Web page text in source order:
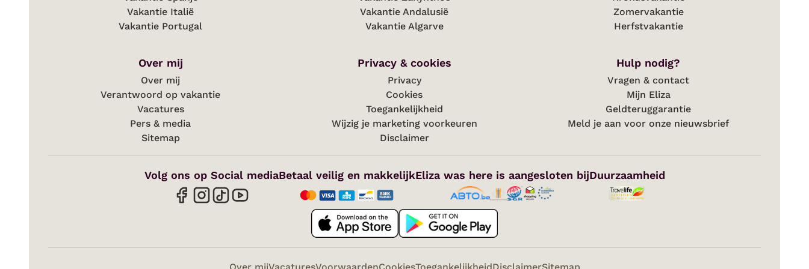
Vakantie Italië
Vakantie Portugal
Vakantie Andalusië
Vakantie Algarve
Zomervakantie
Herfstvakantie
Over mij
Over mij
Verantwoord op vakantie
Vacatures
Pers & media
Sitemap
Privacy & cookies
Privacy
Cookies
Toegankelijkheid
Wijzig je marketing voorkeuren
Disclaimer
Hulp nodig?
Vragen & contact
Mijn Eliza
Geldteruggarantie
Meld je aan voor onze nieuwsbrief
Volg ons op Social mediaBetaal veilig en makkelijkEliza was here is aangesloten bijDuurzaamheid